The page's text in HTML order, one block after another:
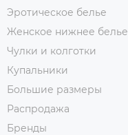
Эротическое белье
Женское нижнее белье
Чулки и колготки
Купальники
Большие размеры
Распродажа
Бренды